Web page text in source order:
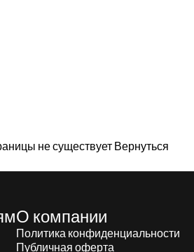
не существует Вернуться
О компании
Политика конфиденциальности
Публичная оферта